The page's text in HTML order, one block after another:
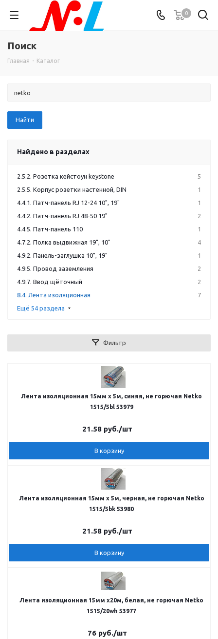
0
Поиск
Главная - Каталог
Найдено в разделах
2.5.2. Розетка кейстоун keystone
5
2.5.5. Корпус розетки настенной, DIN
1
4.4.1. Патч-панель RJ 12-24 10", 19"
1
4.4.2. Патч-панель RJ 48-50 19"
2
4.4.5. Патч-панель 110
1
4.7.2. Полка выдвижная 19", 10"
4
4.9.2. Панель-заглушка 10", 19"
1
4.9.5. Провод заземления
2
4.9.7. Ввод щёточный
2
8.4. Лента изоляционная
7
Ещё 54 раздела
Фильтр
Лента изоляционная 15мм х 5м, синяя, не горючая Netko
1515/5bl 53979
21.58 руб./шт
В корзину
Лента изоляционная 15мм х 5м, черная, не горючая Netko
1515/5bk 53980
21.58 руб./шт
В корзину
Лента изоляционная 15мм х20м, белая, не горючая Netko
1515/20wh 53977
76 руб./шт